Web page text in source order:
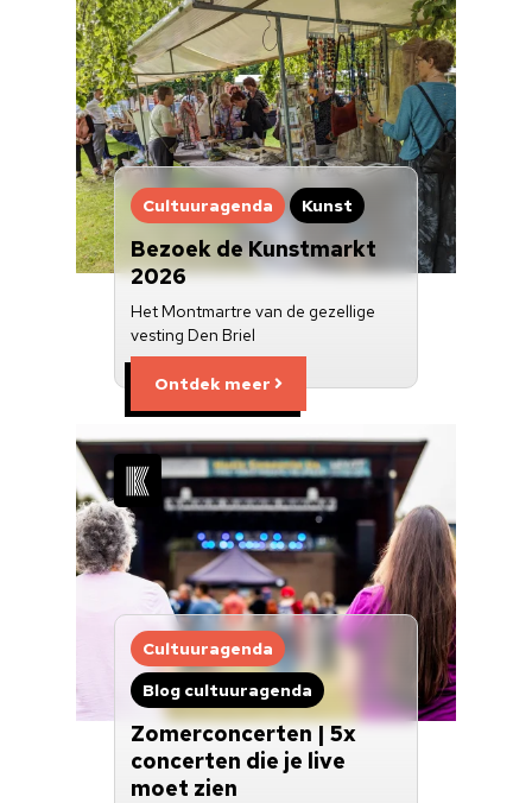
Cultuuragenda Kunst
Bezoek de Kunstmarkt
2026
Het Montmartre van de gezellige
vesting Den Briel
Ontdek meer
Cultuuragenda
Blog cultuuragenda
Zomerconcerten | 5x
concerten die je live
moet zien
Doneren